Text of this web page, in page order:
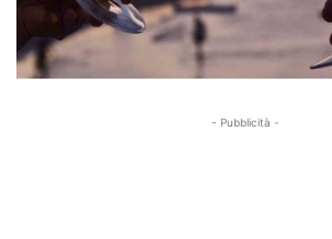
- Pubblicità -